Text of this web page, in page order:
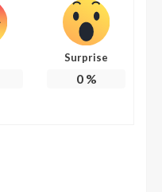
Surprise
0%